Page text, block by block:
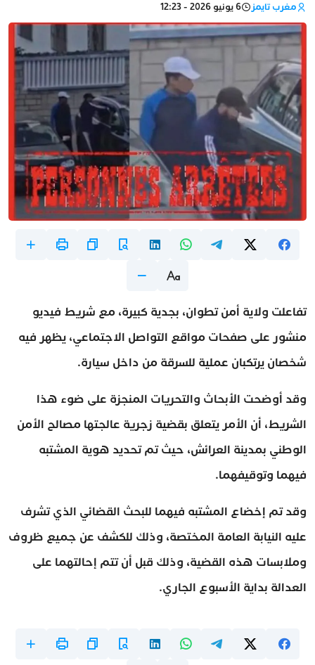
مغرب تايمز 6 يونيو 2026 - 12:23
تفاعلت ولاية أمن تطوان، بجدية كبيرة، مع شريط فيديو
منشور على صفحات مواقع التواصل الاجتماعي، يظهر فيه
شخصان يرتكبان عملية للسرقة من داخل سيارة.
وقد أوضحت الأبحاث والتحريات المنجزة على ضوء هذا
الشريط، أن الأمر يتعلق بقضية زجرية عالجتها مصالح الأمن
الوطني بمدينة العرائش، حيث تم تحديد هوية المشتبه
فيهما وتوقيفهما.
وقد تم إخضاع المشتبه فيهما للبحث القضائي الذي تشرف
عليه النيابة العامة المختصة، وذلك للكشف عن جميع ظروف
وملابسات هذه القضية، وذلك قبل أن تتم إحالتهما على
العدالة بداية الأسبوع الجاري.